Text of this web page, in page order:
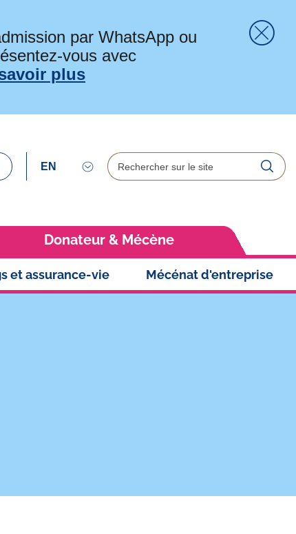
par WhatsApp ou
vous avec
plus
Rechercher
Donateur & Mécène
et assurance-vie Mécénat d'entreprise